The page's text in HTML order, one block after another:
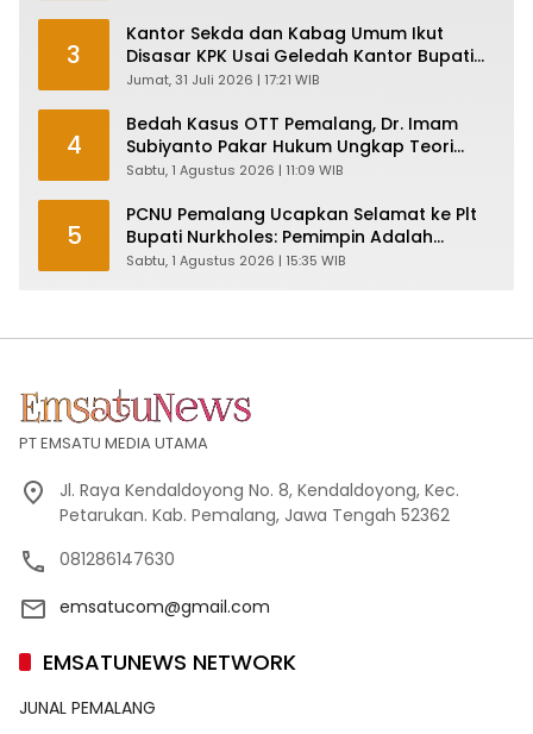
3
Kantor Sekda dan Kabag Umum Ikut
Disasar KPK Usai Geledah Kantor Bupati
Pemalang
Jumat, 31 Juli 2026 | 17:21 WIB
4
Bedah Kasus OTT Pemalang, Dr. Imam
Subiyanto Pakar Hukum Ungkap Teori
Penyertaan KPK
Sabtu, 1 Agustus 2026 | 11:09 WIB
5
PCNU Pemalang Ucapkan Selamat ke Plt
Bupati Nurkholes: Pemimpin Adalah
Pelayan Rakyat!
Sabtu, 1 Agustus 2026 | 15:35 WIB
PT EMSATU MEDIA UTAMA
Jl. Raya Kendaldoyong No. 8, Kendaldoyong, Kec.
Petarukan. Kab. Pemalang, Jawa Tengah 52362
081286147630
emsatucom@gmail.com
EMSATUNEWS NETWORK
JUNAL PEMALANG